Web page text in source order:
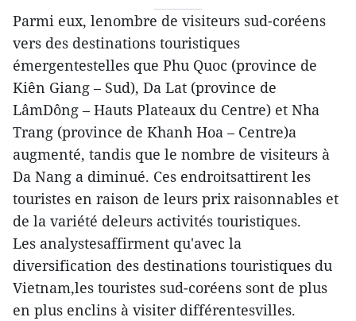
Parmi eux, lenombre de visiteurs sud-coréens
vers des destinations touristiques
émergentestelles que Phu Quoc (province de
Kiên Giang – Sud), Da Lat (province de
LâmDông – Hauts Plateaux du Centre) et Nha
Trang (province de Khanh Hoa – Centre)a
augmenté, tandis que le nombre de visiteurs à
Da Nang a diminué. Ces endroitsattirent les
touristes en raison de leurs prix raisonnables et
de la variété deleurs activités touristiques.
Les analystesaffirment qu'avec la
diversification des destinations touristiques du
Vietnam,les touristes sud-coréens sont de plus
en plus enclins à visiter différentesvilles.